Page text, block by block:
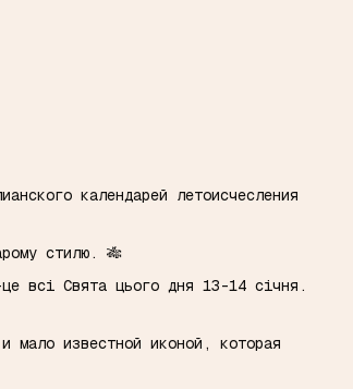
календарей летоисчесления
стилю. 🎋
всі Свята цього дня 13-14 січня.
мало известной иконой, которая